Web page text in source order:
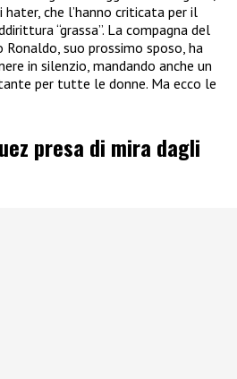
hater, che l’hanno criticata per il
“grassa”. La compagna del
suo prossimo sposo, ha
in silenzio, mandando anche un
per tutte le donne. Ma ecco le
presa di mira dagli